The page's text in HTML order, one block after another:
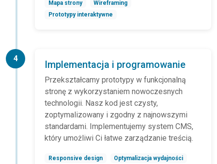
Mapa strony
Wireframing
Prototypy interaktywne
4
Implementacja i programowanie
Przekształcamy prototypy w funkcjonalną
stronę z wykorzystaniem nowoczesnych
technologii. Nasz kod jest czysty,
zoptymalizowany i zgodny z najnowszymi
standardami. Implementujemy system CMS,
który umożliwi Ci łatwe zarządzanie treścią.
Responsive design
Optymalizacja wydajności